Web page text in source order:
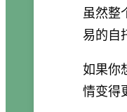
虽然整
易的自
如果你
情变得